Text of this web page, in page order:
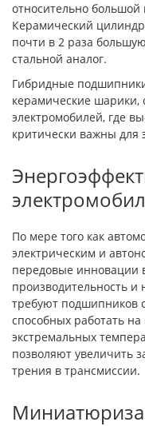
относительно
Керамический
почти в 2 раза
стальной аналог.
Гибридные
керамические шарики,
электромобилей, где
критически важны для
По мере того как
электрическим и
передовые инновации
производительность и
требуют подшипников
способных работать
экстремальных
позволяют увеличить
трения в трансмиссии.